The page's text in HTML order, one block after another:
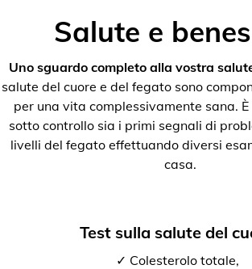
Salute e
Uno sguardo completo alla vostra
salute del cuore e del fegato sono
per una vita complessivamente sana.
sotto controllo sia i primi segnali di
livelli del fegato effettuando diversi
casa.
Test sulla salute del
✓ Colesterolo totale,